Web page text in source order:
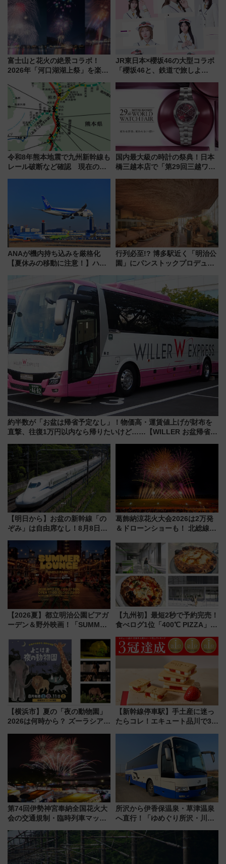
通り」も一新
富士山と花火の絶景コラボ！
2026年「河口湖湖上祭」を楽し
ススメ
JR東日本×櫻坂46の大型コラボ
「櫻坂46と、鉄道で旅しよ
潟・長野・庄内へ
令和8年熊本地震で九州新幹線も
レール破断など確認 現在の運
国内最大級の時計の祭典！日本
橋三越本店で「第29回三越ワー
ANAが機内持ち込みを厳格化
【夏休みの移動に注意！】ハン
「身の回り品」新サイズ制限
(40×30×20cm)おさらい
行列必至!? 博多駅近く「明治公
園」にパンストックプロデュー
オープン 秋からはビストロ営業
も！
約半数が「お盆は帰省予定なし」！物価高・運賃値上げが財布を
直撃、往復1万円以内なら帰りたいけど……【WILLER お盆帰省動
【明日から】お盆の新幹線「の
ぞみ」は自由席なし！8月8日午
せば空きが見つかることも 混
雑避ける「空席」探しのコツ
葛飾納涼花火大会2026は2万発
＆ドローンショーも！ 北総線を
車、観覧スポット情報と周辺観
光まとめ（7/28開催）
【2026夏】都立明治公園ビアガ
ーデン＆野外映画！「SUMMER
ケジュール 夜風とビール、映画
を満喫！
【九州初】最短2秒で予約完売！
食べログ1位「400℃ PIZZA」が
プン。もつ鍋風など限定メニュ
ーも
【横浜市】夏の「夜の動物園」
2026は何時から？ ズーラシア・
見どころ、限定イベントを徹底
【新幹線停車駅】手土産に迷っ
たらコレ！エキュート品川で3年
産スイーツとは？
第74回伊勢神宮奉納全国花火大
会の交通規制・臨時列車マッ
セス
所沢から伊香保温泉・草津温泉
へ直行！「ゆめぐり所沢・川越
軽に 運行ダイヤ・運賃を解説